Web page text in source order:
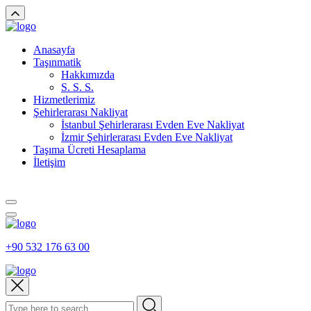
Anasayfa
Taşınmatik
Hakkımızda
S. S. S.
Hizmetlerimiz
Şehirlerarası Nakliyat
İstanbul Şehirlerarası Evden Eve Nakliyat
İzmir Şehirlerarası Evden Eve Nakliyat
Taşıma Ücreti Hesaplama
İletişim
+90 532 176 63 00